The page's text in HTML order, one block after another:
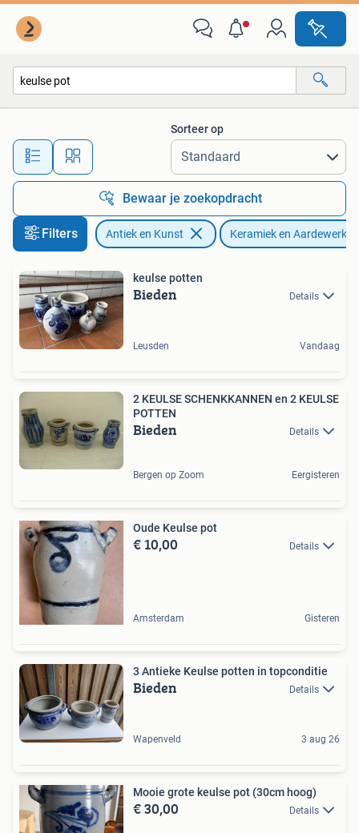
Alle afstanden…
Sorteer op
Bewaar je zoekopdracht
Filters Antiek en Kunst Keramiek en Aardewerk
keulse potten
Bieden Details
Leusden Vandaag
2 KEULSE SCHENKKANNEN en 2 KEULSE
POTTEN
Bieden Details
Bergen op Zoom Eergisteren
Oude Keulse pot
€ 10,00 Details
Amsterdam Gisteren
3 Antieke Keulse potten in topconditie
Bieden Details
Wapenveld 3 aug 26
Mooie grote keulse pot (30cm hoog)
€ 30,00 Details